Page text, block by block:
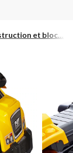
et bloc...